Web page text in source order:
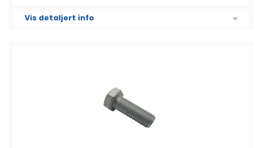
Vis detaljert info